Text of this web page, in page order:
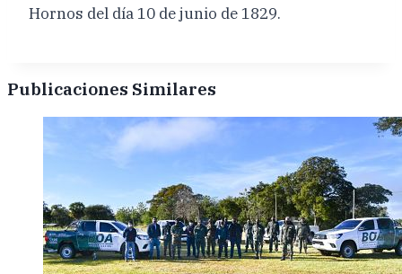
Hornos del día 10 de junio de 1829.
Publicaciones Similares